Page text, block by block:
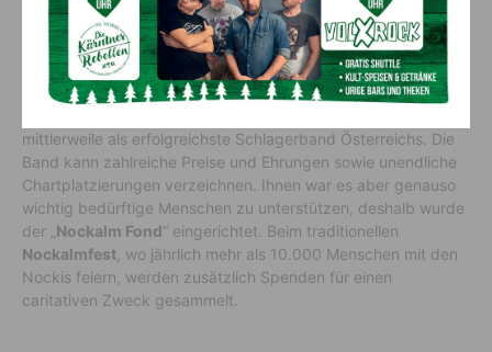
Erfolgreichste Schlagerband
Österreichs
mittlerweile als erfolgreichste Schlagerband Österreichs. Die
Band kann zahlreiche Preise und Ehrungen sowie unendliche
Chartplatzierungen verzeichnen. Ihnen war es aber genauso
wichtig bedürftige Menschen zu unterstützen, deshalb wurde
der „ Nockalm Fond“ eingerichtet. Beim traditionellen
Nockalmfest , wo jährlich mehr als 10.000 Menschen mit den
Nockis feiern, werden zusätzlich Spenden für einen
caritativen Zweck gesammelt.